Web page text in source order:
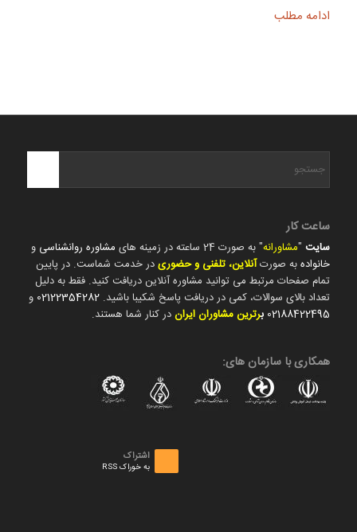
ادامه مطلب
ساعت کار
سایت"مشاورانه" به صورت 24 ساعته در زمینه های مشاوره روانشناسی و
خانوادهبه صورتآنلاین، تلفنی و حضوریدر خدمت شماست. در پایین
تمام صفحات مرتبط می توانید مشاوره آنلاین دریافت کنید. فقط به دلیل
تعداد بالای سوالات، کمی در دریافت پاسخ شکیبا باشید. 02122354282 و
02188422495 برترین مشاوران ایراندر کنار شما هستند.
همکاری با سازمان های:
اشتراک
به خوراک RSS